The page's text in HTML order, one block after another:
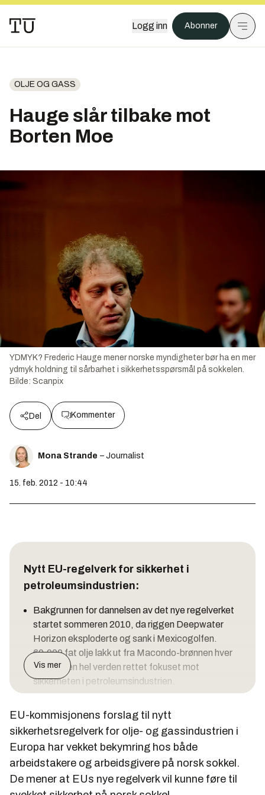
Logg inn Abonner
OLJE OG GASS
Hauge slår tilbake mot
Borten Moe
YDMYK? Frederic Hauge mener norske myndigheter bør ha en mer
ydmyk holdning til sårbarhet i sikkerhetsspørsmål på sokkelen.
Bilde: Scanpix
Del Kommenter
Mona Strande – Journalist
15. feb. 2012 - 10:44
Nytt EU-regelverk for sikkerhet i
petroleumsindustrien:
Bakgrunnen for dannelsen av det nye regelverket
startet sommeren 2010, da riggen Deepwater
Horizon eksploderte og sank i Mexicogolfen.
60.000 fat olje lakk ut fra Macondo-brønnen hver
dag, og en hel verden rettet fokuset mot
sikkerheten i petroleumsindustrien.
gang arbeidet med å utforme et nytt HMS-
regelverk for olje- og gassindustrien i Europa.
EU-kommisjonen forsøker å innføre de nye
sikkerhetsreglene som en forordning. Det betyr at
de må innføres i sin helhet i det eksisterende
Vis mer
EU-kommisjonens forslag til nytt
sikkerhetsregelverk for olje- og gassindustrien i
Europa har vekket bekymring hos både
arbeidstakere og arbeidsgivere på norsk sokkel.
De mener at EUs nye regelverk vil kunne føre til